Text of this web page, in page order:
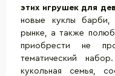
этих игрушек для
новые куклы барби,
рынке, а также
приобрести не
тематический
кукольная семья,